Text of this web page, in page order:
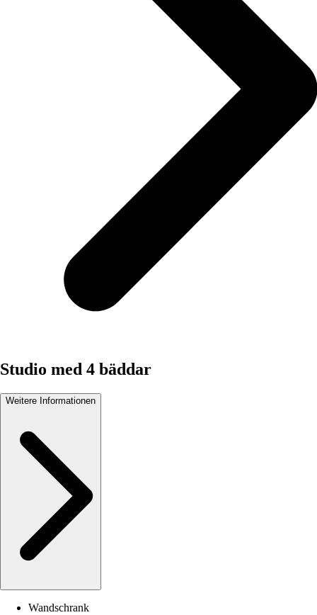
Studio med 4 bäddar
Weitere Informationen
Wandschrank